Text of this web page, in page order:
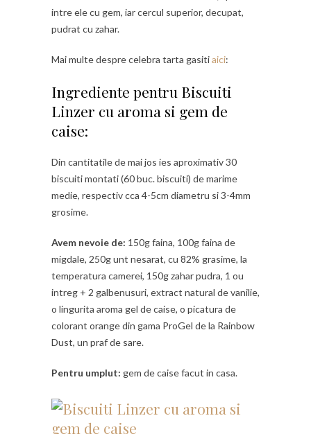
intre ele cu gem, iar cercul superior, decupat,
pudrat cu zahar.
Mai multe despre celebra tarta gasitiaici:
Ingrediente pentru Biscuiti
Linzer cu aroma si gem de
caise:
Din cantitatile de mai jos ies aproximativ 30
biscuiti montati (60 buc. biscuiti) de marime
medie, respectiv cca 4-5cm diametru si 3-4mm
grosime.
Avem nevoie de: 150g faina, 100g faina de
migdale, 250g unt nesarat, cu 82% grasime, la
temperatura camerei, 150g zahar pudra, 1 ou
intreg + 2 galbenusuri, extract natural de vanilie,
o lingurita aroma gel de caise, o picatura de
colorant orange din gama ProGel de la Rainbow
Dust, un praf de sare.
Pentru umplut: gem de caise facut in casa.